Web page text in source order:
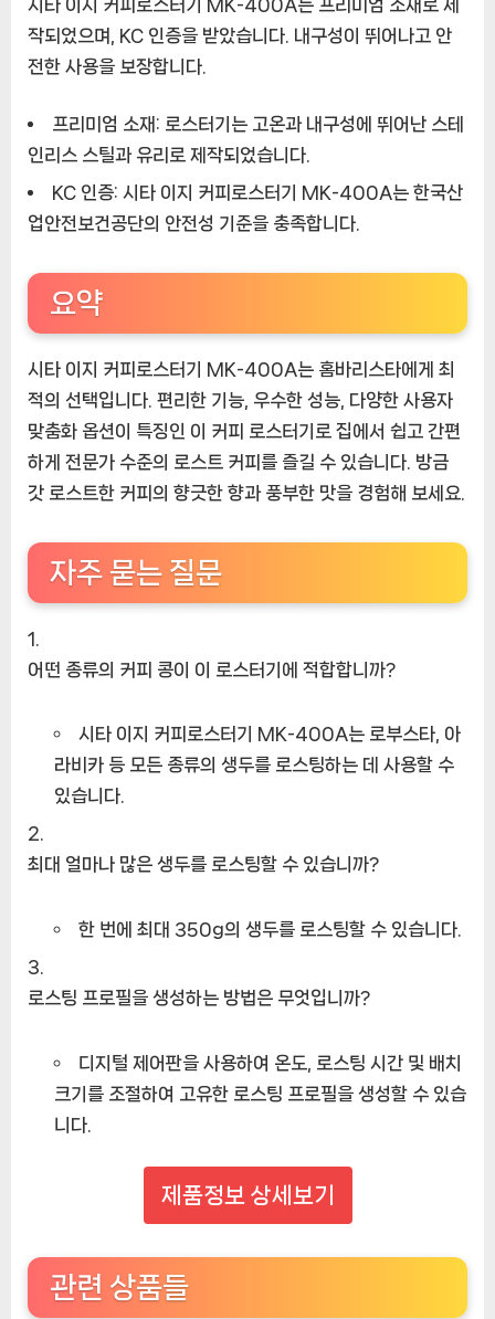
시타 이지 커피로스터기 MK-400A는 프리미엄 소재로 제
작되었으며, KC 인증을 받았습니다. 내구성이 뛰어나고 안
전한 사용을 보장합니다.
프리미엄 소재: 로스터기는 고온과 내구성에 뛰어난 스테
인리스 스틸과 유리로 제작되었습니다.
KC 인증: 시타 이지 커피로스터기 MK-400A는 한국산
업안전보건공단의 안전성 기준을 충족합니다.
요약
시타 이지 커피로스터기 MK-400A는 홈바리스타에게 최
적의 선택입니다. 편리한 기능, 우수한 성능, 다양한 사용자
맞춤화 옵션이 특징인 이 커피 로스터기로 집에서 쉽고 간편
하게 전문가 수준의 로스트 커피를 즐길 수 있습니다. 방금
갓 로스트한 커피의 향긋한 향과 풍부한 맛을 경험해 보세요.
자주 묻는 질문
어떤 종류의 커피 콩이 이 로스터기에 적합합니까?
시타 이지 커피로스터기 MK-400A는 로부스타, 아
라비카 등 모든 종류의 생두를 로스팅하는 데 사용할 수
있습니다.
최대 얼마나 많은 생두를 로스팅할 수 있습니까?
한 번에 최대 350g의 생두를 로스팅할 수 있습니다.
로스팅 프로필을 생성하는 방법은 무엇입니까?
디지털 제어판을 사용하여 온도, 로스팅 시간 및 배치
크기를 조절하여 고유한 로스팅 프로필을 생성할 수 있습
니다.
제품정보 상세보기
관련 상품들